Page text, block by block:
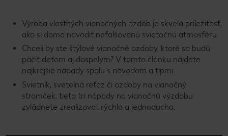
Výroba vlastných vianočných ozdôb je skvelá príležitosť,
ako si doma navodiť nefalšovanú sviatočnú atmosféru.
Chceli by ste štýlové vianočné ozdoby, ktoré sa budú
páčiť deťom aj dospelým? V tomto článku nájdete
najkrajšie nápady spolu s návodom a tipmi.
Svietnik, svetelná reťaz či ozdoby na vianočný
stromček: tieto tri nápady na vianočnú výzdobu
zvládnete zrealizovať rýchlo a jednoducho.